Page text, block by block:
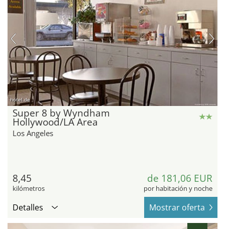
hotel.de
Super 8 by Wyndham
Hollywood/LA Area
Los Angeles
8,45
kilómetros
de 181,06 EUR
por habitación y noche
Detalles Mostrar oferta